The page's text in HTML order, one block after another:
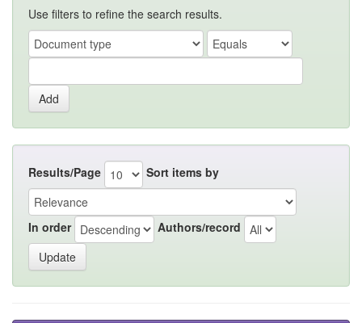
Use filters to refine the search results.
Results/Page Sort items by
In order Authors/record